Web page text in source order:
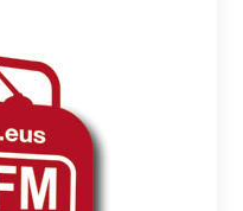
McCartney eta Ringo Starr-en
Boards Of Canada, Somak,
Underscores, Habia